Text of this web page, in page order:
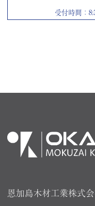
受付時間：
恩加島木材工業株式